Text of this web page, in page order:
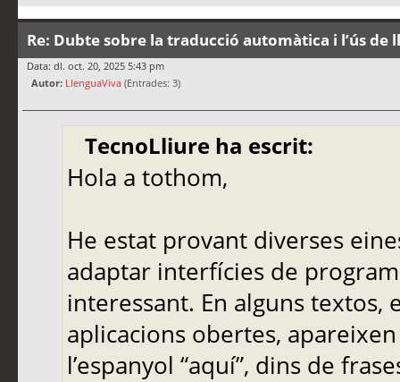
Re: Dubte sobre la traducció automàtica i l’ús de
Data: dl. oct. 20, 2025 5:43 pm
Autor: LlenguaViva (Entrades: 3)
TecnoLliure ha escrit:
Hola a tothom,
He estat provant diverses
adaptar interfícies de
interessant. En alguns
aplicacions obertes,
l’espanyol “aquí”, dins de